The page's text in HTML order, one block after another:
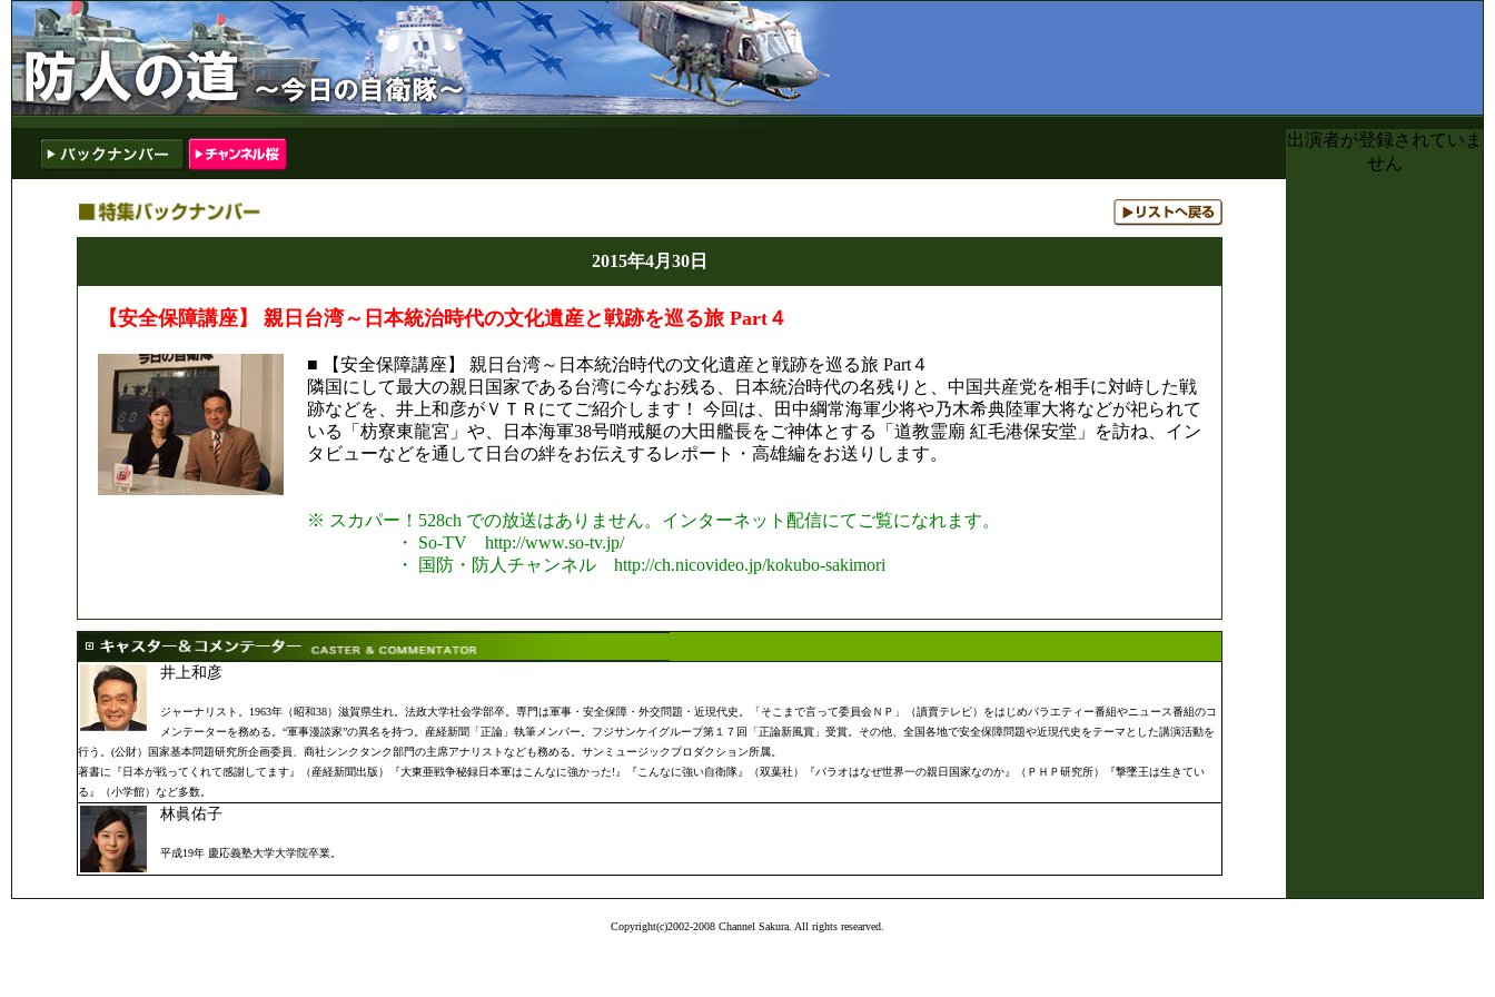
2015年4月30日
【安全保障講座】 親日台湾～日本統治時代の文化遺産と戦跡を巡る旅 Part４
■ 【安全保障講座】 親日台湾～日本統治時代の文化遺産と戦跡を巡る旅 Part４
隣国にして最大の親日国家である台湾に今なお残る、日本統治時代の名残りと、中国共産党を相手に対峙した戦
跡などを、井上和彦がＶＴＲにてご紹介します！ 今回は、田中綱常海軍少将や乃木希典陸軍大将などが祀られて
いる「枋寮東龍宮」や、日本海軍38号哨戒艇の大田艦長をご神体とする「道教霊廟 紅毛港保安堂」を訪ね、イン
タビューなどを通して日台の絆をお伝えするレポート・高雄編をお送りします。
※ スカパー！528ch での放送はありません。インターネット配信にてご覧になれます。
・ So-TV http://www.so-tv.jp/
・ 国防・防人チャンネル http://ch.nicovideo.jp/kokubo-sakimori
井上和彦
ジャーナリスト。1963年（昭和38）滋賀県生れ。法政大学社会学部卒。専門は軍事・安全保障・外交問題・近現代史。「そこまで言って委員会ＮＰ」（讀賣テレビ）をはじめバラエティー番組やニュース番組のコ
メンテーターを務める。“軍事漫談家”の異名を持つ。産経新聞「正論」執筆メンバー。フジサンケイグループ第１７回「正論新風賞」受賞。その他、全国各地で安全保障問題や近現代史をテーマとした講演活動を
行う。(公財）国家基本問題研究所企画委員、商社シンクタンク部門の主席アナリストなども務める。サンミュージックプロダクション所属。
著書に『日本が戦ってくれて感謝してます』（産経新聞出版）『大東亜戦争秘録日本軍はこんなに強かった!』『こんなに強い自衛隊』（双葉社）『パラオはなぜ世界一の親日国家なのか』（ＰＨＰ研究所）『撃墜王は生きてい
る』（小学館）など多数。
林眞佑子
平成19年 慶応義塾大学大学院卒業。
出演者が登録されていま
せん
Copyright(c)2002-2008 Channel Sakura. All rights researved.